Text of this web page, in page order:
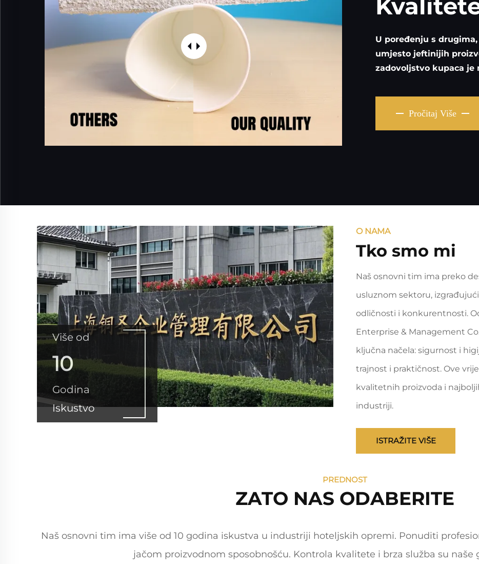
U poređenju s
umjesto jeftinijih
zadovoljstvo kupaca je
Pročitaj Više
Više od
10
Godina
Iskustvo
O NAMA
Tko smo mi
Naš osnovni tim ima preko
usluznom sektoru,
odličnosti i konkurentnosti.
Enterprise & Management
ključna načela: sigurnost i
trajnost i praktičnost. Ove
kvalitetnih proizvoda i
industriji.
ISTRAŽITE VIŠE
PREDNOST
ZATO NAS ODABERITE
Naš osnovni tim ima više od 10 godina iskustva u industriji hoteljskih opremi. Ponuditi
jačom proizvodnom sposobnošću. Kontrola kvalitete i brza služba su naše